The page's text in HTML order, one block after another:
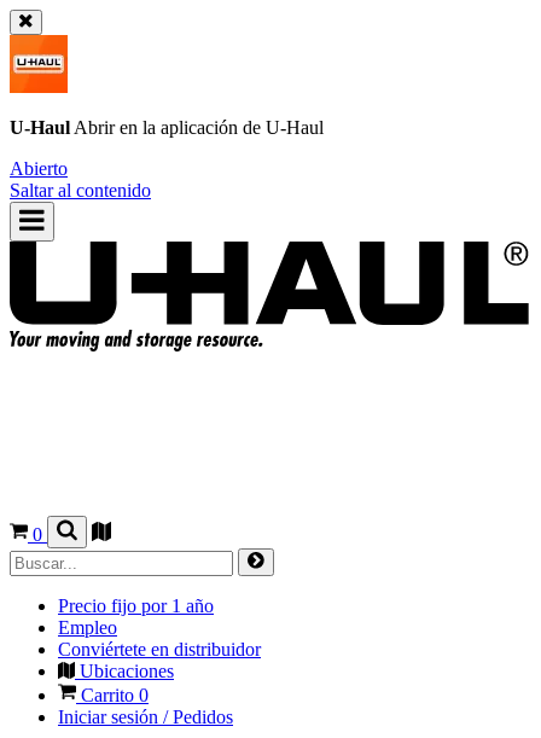
U-Haul Abrir en la aplicación de U-Haul
Abierto
Saltar al contenido
0
Precio fijo por 1 año
Empleo
Conviértete en distribuidor
Ubicaciones
Carrito 0
Iniciar sesión / Pedidos